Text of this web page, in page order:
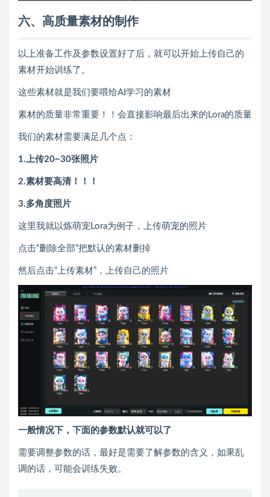
六、高质量素材的制作
以上准备工作及参数设置好了后，就可以开始上传自己的
素材开始训练了。
这些素材就是我们要喂给AI学习的素材
素材的质量非常重要！！会直接影响最后出来的Lora的质量
我们的素材需要满足几个点：
1.上传20~30张照片
2.素材要高清！！！
3.多角度照片
这里我就以炼萌宠Lora为例子，上传萌宠的照片
点击“删除全部”把默认的素材删掉
然后点击“上传素材”，上传自己的照片
一般情况下，下面的参数默认就可以了
需要调整参数的话，最好是需要了解参数的含义，如果乱
调的话，可能会训练失败。